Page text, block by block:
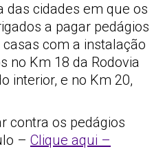
das cidades em que os
a pagar pedágios
com a instalação
no Km 18 da Rodovia
interior, e no Km 20,
contra os pedágios
– Clique aqui –